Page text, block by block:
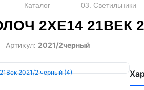
Каталог 03. Светильники
2ХE14 21ВЕК
Артикул: 2021/2черный